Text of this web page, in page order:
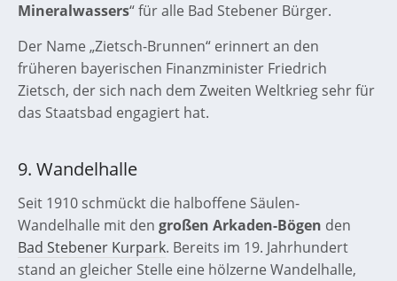
Mineralwassers“ für alle Bad Stebener Bürger.
Der Name „Zietsch-Brunnen“ erinnert an den
früheren bayerischen Finanzminister Friedrich
Zietsch, der sich nach dem Zweiten Weltkrieg sehr für
das Staatsbad engagiert hat.
9. Wandelhalle
Seit 1910 schmückt die halboffene Säulen-
Wandelhalle mit den großen Arkaden-Bögen den
Bad Stebener Kurpark. Bereits im 19. Jahrhundert
stand an gleicher Stelle eine hölzerne Wandelhalle,